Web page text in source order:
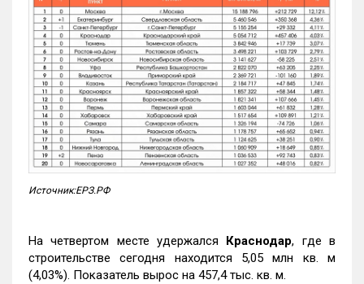
Источник:ЕРЗ.РФ
На четвертом месте удержался Краснодар, где в
строительстве сегодня находится 5,05 млн кв. м
(4,03%). Показатель вырос на 457,4 тыс. кв. м.